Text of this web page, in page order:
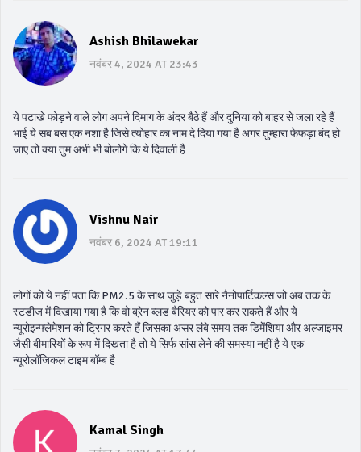
Ashish Bhilawekar
नवंबर 4, 2024 AT 23:43
ये पटाखे फोड़ने वाले लोग अपने दिमाग के अंदर बैठे हैं और दुनिया को बाहर से जला रहे हैं
भाई ये सब बस एक नशा है जिसे त्योहार का नाम दे दिया गया है अगर तुम्हारा फेफड़ा बंद हो
जाए तो क्या तुम अभी भी बोलोगे कि ये दिवाली है
Vishnu Nair
नवंबर 6, 2024 AT 19:11
लोगों को ये नहीं पता कि PM2.5 के साथ जुड़े बहुत सारे नैनोपार्टिकल्स जो अब तक के
स्टडीज में दिखाया गया है कि वो ब्रेन ब्लड बैरियर को पार कर सकते हैं और ये
न्यूरोइन्फ्लेमेशन को ट्रिगर करते हैं जिसका असर लंबे समय तक डिमेंशिया और अल्जाइमर
जैसी बीमारियों के रूप में दिखता है तो ये सिर्फ सांस लेने की समस्या नहीं है ये एक
न्यूरोलॉजिकल टाइम बॉम्ब है
Kamal Singh